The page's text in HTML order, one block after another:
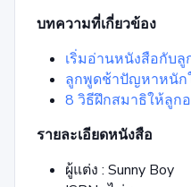
บทความที่เกี่ยวข้อง
เริ่มอ่านหนังสือกับลู
ลูกพูดช้าปัญหาหนัก
8 วิธีฝึกสมาธิให้ลูก
รายละเอียดหนังสือ
ผู้แต่ง : Sunny Boy